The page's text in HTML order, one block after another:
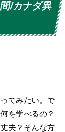
/カナダ異
てみたい。で
を学べるの？
夫？そんな方